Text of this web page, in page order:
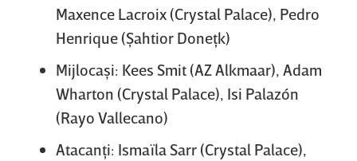
Maxence Lacroix (Crystal Palace), Pedro
Henrique (Şahtior Doneţk)
Mijlocaşi: Kees Smit (AZ Alkmaar), Adam
Wharton (Crystal Palace), Isi Palazón
(Rayo Vallecano)
Atacanţi: Ismaïla Sarr (Crystal Palace),